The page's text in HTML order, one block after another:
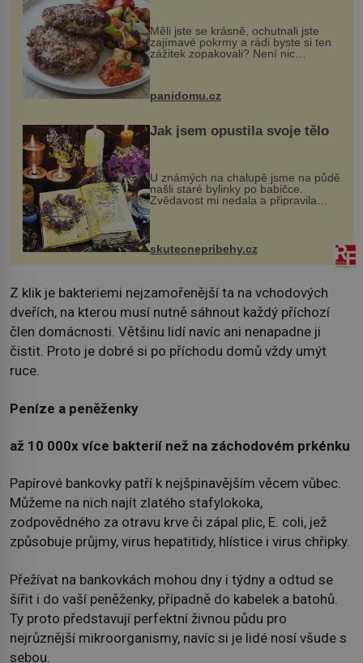
Měli jste se krásně, ochutnali jste
zajímavé pokrmy a rádi byste si ten
zážitek zopakovali? Není nic
snazšího. Pljeskavica (10 porcí)
Možná jste ji ochutnali na dovolené v
panidomu.cz
Jak jsem opustila svoje tělo
U známých na chalupě jsme na půdě
našli staré bylinky po babičce.
Zvědavost mi nedala a připravila
jsem si z nich lektvar… Zimní pobyt
na chalupě se pro mě vlastní vinou
změnil v děsivý zážitek, na kt...
skutecnepribehy.cz
Z klik je bakteriemi nejzamořenější ta na vchodových
dveřích, na kterou musí nutně sáhnout každý příchozí
člen domácnosti. Většinu lidí navíc ani nenapadne ji
čistit. Proto je dobré si po příchodu domů vždy umýt
ruce.
Peníze a peněženky
až 10 000x více bakterií než na záchodovém prkénku
Papírové bankovky patří k nejšpinavějším věcem vůbec.
Můžeme na nich najít zlatého stafylokoka,
zodpovědného za otravu krve či zápal plic, E. coli, jež
způsobuje průjmy, virus hepatitidy, hlístice i virus chřipky.
Přežívat na bankovkách mohou dny i týdny a odtud se
šířit i do vaší peněženky, případně do kabelek a batohů.
Ty proto představují perfektní živnou půdu pro
nejrůznější mikroorganismy, navíc si je lidé nosí všude s
sebou.